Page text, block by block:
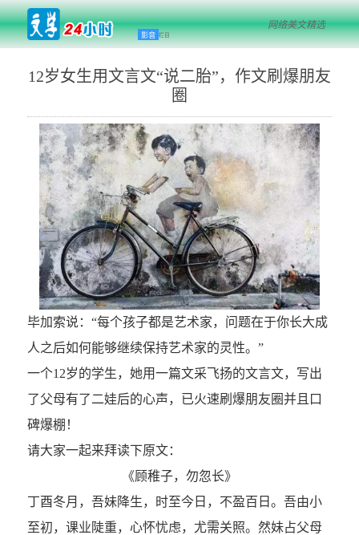
影音 栏目
网络美文精选
12岁女生用文言文“说二胎”，作文刷爆朋友
圈
毕加索说：“每个孩子都是艺术家，问题在于你长大成
人之后如何能够继续保持艺术家的灵性。”
一个12岁的学生，她用一篇文采飞扬的文言文，写出
了父母有了二娃后的心声，已火速刷爆朋友圈并且口
碑爆棚！
请大家一起来拜读下原文：
《顾稚子，勿忽长》
丁酉冬月，吾妹降生，时至今日，不盈百日。吾由小
至初，课业陡重，心怀忧虑，尤需关照。然妹占父母